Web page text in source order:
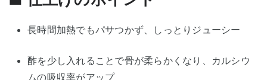
長時間加熱でもパサつかず、しっとりジューシー
酢を少し入れることで骨が柔らかくなり、カルシウ
ムの吸収率がアップ